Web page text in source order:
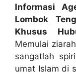
Informasi
Lombok
Khusus
Memulai
sangatlah
umat Islam di